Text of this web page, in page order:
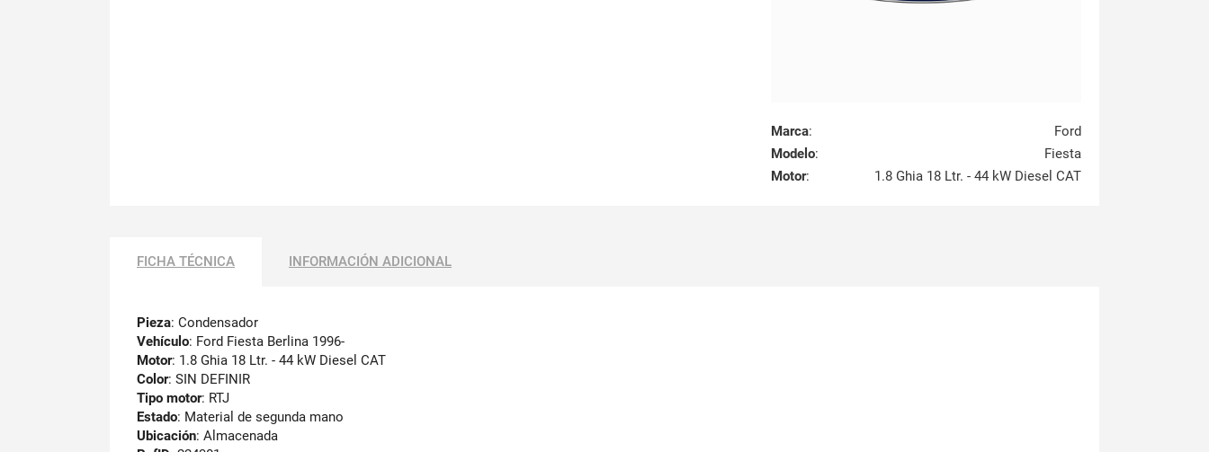
Marca:
Ford
Modelo:
Fiesta
Motor: 1.8 Ghia 18 Ltr. - 44 kW Diesel CAT
FICHA TÉCNICA INFORMACIÓN ADICIONAL
Pieza: Condensador
Vehículo: Ford Fiesta Berlina 1996-
Motor: 1.8 Ghia 18 Ltr. - 44 kW Diesel CAT
Color: SIN DEFINIR
Tipo motor: RTJ
Estado: Material de segunda mano
Ubicación: Almacenada